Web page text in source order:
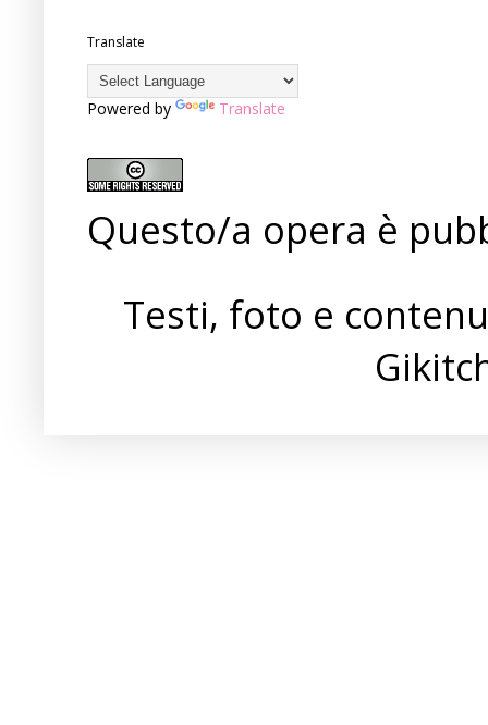
Translate
Powered by Translate
Questo/a opera è
Testi, foto e